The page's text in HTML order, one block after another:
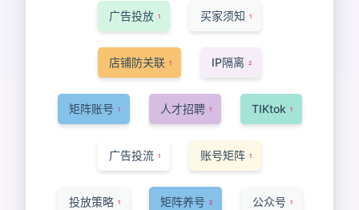
广告投放 1 买家须知 1
店铺防关联 1 IP隔离 2
矩阵账号 1 人才招聘 1 TIKtok 1
广告投流 1 账号矩阵 1
投放策略 1 矩阵养号 2 公众号 1